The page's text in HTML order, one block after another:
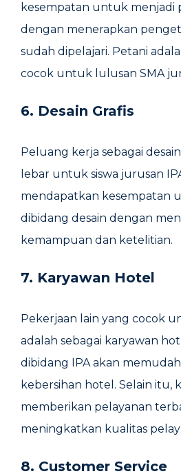
kesempatan untuk menjadi
dengan menerapkan
sudah dipelajari. Petani
cocok untuk lulusan SMA
6. Desain Grafis
Peluang kerja sebagai
lebar untuk siswa jurusan
mendapatkan kesempatan
dibidang desain dengan
kemampuan dan ketelitian.
7. Karyawan Hotel
Pekerjaan lain yang cocok
adalah sebagai karyawan
dibidang IPA akan
kebersihan hotel. Selain itu,
memberikan pelayanan
meningkatkan kualitas
8. Customer Service